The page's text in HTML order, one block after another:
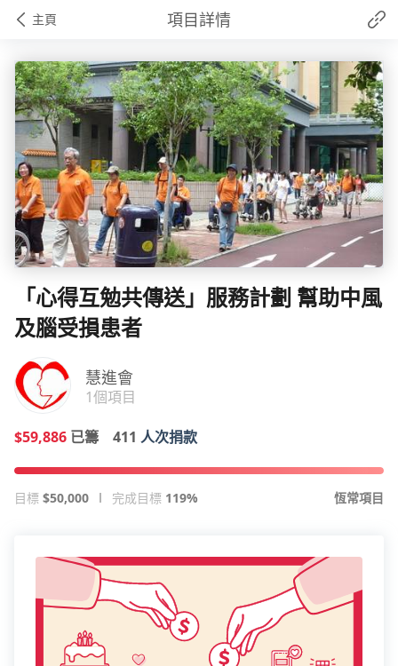
主頁 項目詳情
「心得互勉共傳送」服務計劃 幫助中風
及腦受損患者
慧進會
1個項目
$59,886 已籌 411 人次捐款
目標 $50,000 完成目標 119% 恆常項目